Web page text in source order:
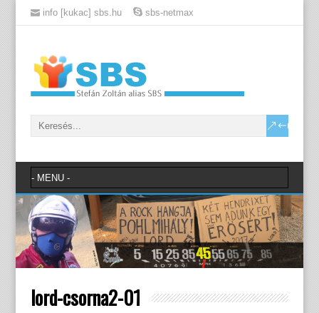
info [kukac] sbs.hu sbs-netmax
lord-csorna2-01